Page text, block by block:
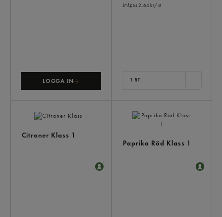
LOGGA IN
Jmf.pris 2,64 kr/ st
1 ST
Citroner Klass 1
Paprika Röd Klass 1